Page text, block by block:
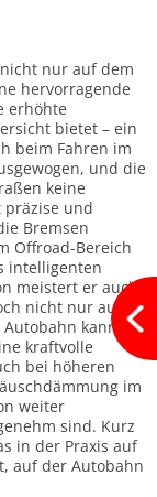
nur auf dem
hervorragende
erhöhte
bietet – ein
beim Fahren im
und die
keine
präzise und
Bremsen
Offroad-Bereich
intelligenten
meistert er auch
nicht nur auf
kann der
kraftvolle
bei höheren
im
weiter
sind. Kurz
in der Praxis auf
auf der Autobahn